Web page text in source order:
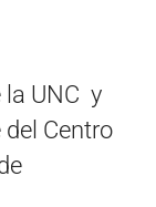
la UNC y
Centro